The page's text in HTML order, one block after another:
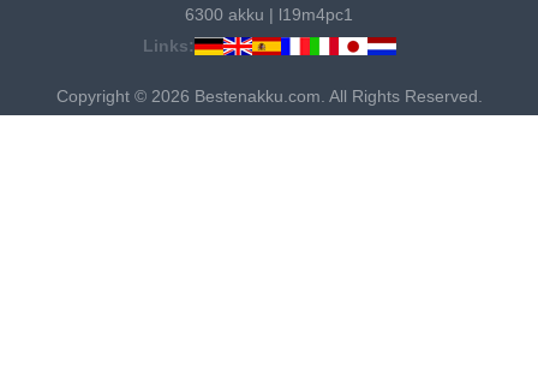
6300 akku | l19m4pc1
Links:
Copyright © 2026 Bestenakku.com. All Rights Reserved.